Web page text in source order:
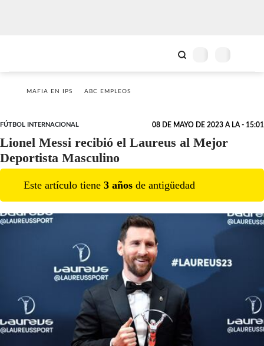
MAFIA EN IPS ABC EMPLEOS
FÚTBOL INTERNACIONAL 08 DE MAYO DE 2023 A LA - 15:01
Lionel Messi recibió el Laureus al Mejor
Deportista Masculino
Este artículo tiene 3 años de antigüedad